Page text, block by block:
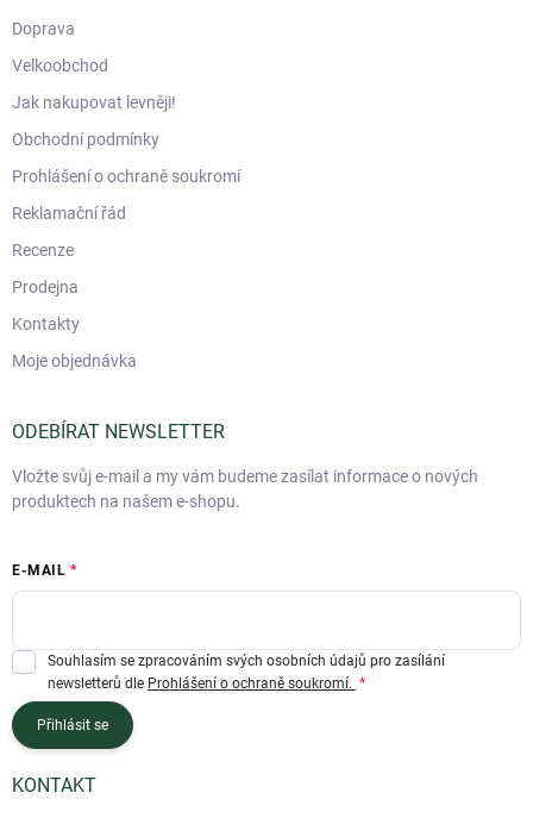
Doprava
Velkoobchod
Jak nakupovat levněji!
Obchodní podmínky
Prohlášení o ochraně soukromí
Reklamační řád
Recenze
Prodejna
Kontakty
Moje objednávka
ODEBÍRAT NEWSLETTER
Vložte svůj e-mail a my vám budeme zasílat informace o nových
produktech na našem e-shopu.
E-MAIL
Souhlasím se zpracováním svých osobních údajů pro zasílání
newsletterů dle Prohlášení o ochraně soukromí.
Přihlásit se
KONTAKT